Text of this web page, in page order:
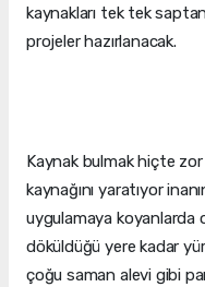
kaynakları tek tek
projeler hazırlanacak.
Kaynak bulmak hiçte
kaynağını yaratıyor
uygulamaya koyanlarda
döküldüğü yere kadar
çoğu saman alevi gibi